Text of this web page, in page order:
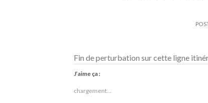
Fin de perturbation sur cette ligne
J’aime ça :
chargement…